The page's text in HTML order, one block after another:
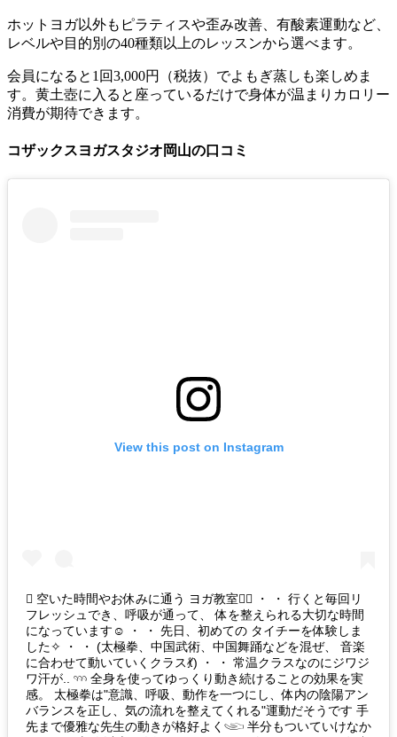
ホットヨガ以外もピラティスや歪み改善、有酸素運動など、
レベルや目的別の40種類以上のレッスンから選べます。
会員になると1回3,000円（税抜）でよもぎ蒸しも楽しめま
す。 黄土壺に入ると座っているだけで身体が温まりカロリー
消費が期待できます。
コザックスヨガスタジオ岡山の口コミ
View this post on Instagram
 空いた時間やお休みに通う ヨガ教室🧘‍♀️ ・ ・ 行くと毎回リ
フレッシュでき、呼吸が通って、 体を整えられる大切な時間
になっています☺︎ ・ ・ 先日、初めての タイチーを体験しま
した✧ ・ ・ (太極拳、中国武術、中国舞踊などを混ぜ、 音楽
に合わせて動いていくクラス💃) ・ ・ 常温クラスなのにジワジ
ワ汗が.. 𓄺 全身を使ってゆっくり動き続けることの効果を実
感。 太極拳は"意識、呼吸、動作を一つにし、体内の陰陽アン
バランスを正し、気の流れを整えてくれる"運動だそうです 手
先まで優雅な先生の動きが格好よく𓂩 半分もついていけなか